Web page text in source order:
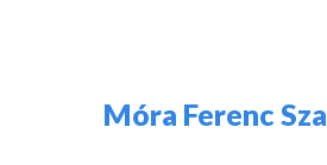
Móra Ferenc